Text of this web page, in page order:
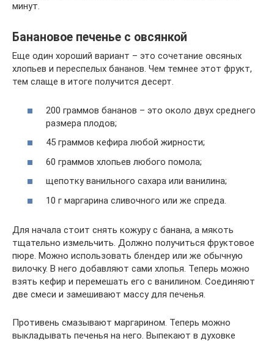
минут.
Банановое печенье с овсянкой
Еще один хороший вариант – это сочетание овсяных
хлопьев и переспелых бананов. Чем темнее этот фрукт,
тем слаще в итоге получится десерт.
200 граммов бананов – это около двух среднего
размера плодов;
45 граммов кефира любой жирности;
60 граммов хлопьев любого помола;
щепотку ванильного сахара или ванилина;
10 г маргарина сливочного или же спреда.
Для начала стоит снять кожуру с банана, а мякоть
тщательно измельчить. Должно получиться фруктовое
пюре. Можно использовать блендер или же обычную
вилочку. В него добавляют сами хлопья. Теперь можно
взять кефир и перемешать его с ванилином. Соединяют
две смеси и замешивают массу для печенья.
Противень смазывают маргарином. Теперь можно
выкладывать печенья на него. Выпекают в духовке